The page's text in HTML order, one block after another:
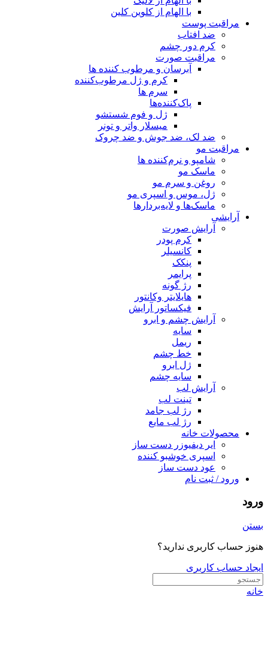
با الهام از کلوین کلین
مراقبت پوست
ضد افتاب
کرم دور چشم
مراقبت صورت
آبرسان و مرطوب کننده ها
کرم و ژل مرطوب‌کننده
سرم ها
پاک‌کننده‌ها
ژل و فوم شستشو
میسلار واتر و تونر
ضد لک، ضد جوش و ضد چروک
مراقبت مو
شامپو و نرم‌کننده ها
ماسک مو
روغن و سرم مو
ژل، موس و اسپری مو
ماسک‌ها و لایه‌بردارها
آرایشی
آرایش صورت
کرم پودر
کانسیلر
پنکک
پرایمر
رژ گونه
هایلایتر وکانتور
فیکساتور آرایش
آرایش چشم و ابرو
سایه
ریمل
خط چشم
ژل ابرو
سایه چشم
آرایش لب
تینت لب
رژ لب جامد
رژ لب مایع
محصولات خانه
ایر دیفیوزر دست ساز
اسپری خوشبو کننده
عود دست ساز
ورود / ثبت نام
ورود
بستن
هنوز حساب کاربری ندارید؟
ایجاد حساب کاربری
خانه